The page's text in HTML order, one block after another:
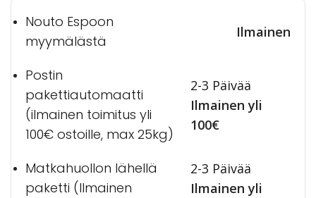
Nouto Espoon
myymälästä
Ilmainen
Postin
pakettiautomaatti
(ilmainen toimitus yli
100€ ostoille, max 25kg)
2-3 Päivää
Ilmainen yli
100€
Matkahuollon lähellä
paketti (Ilmainen
2-3 Päivää
Ilmainen yli